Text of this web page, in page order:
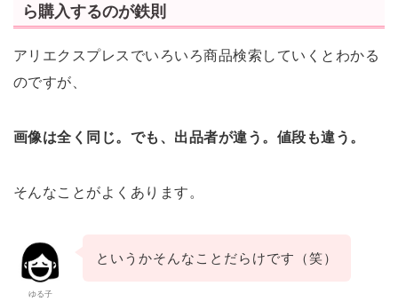
ら購入するのが鉄則
アリエクスプレスでいろいろ商品検索していくとわかる
のですが、
画像は全く同じ。でも、出品者が違う。値段も違う。
そんなことがよくあります。
ゆる子
というかそんなことだらけです（笑）